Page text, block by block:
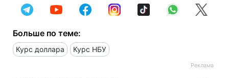
Больше по теме:
Курс доллара Курс НБУ